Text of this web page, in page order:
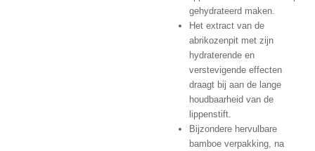
gehydrateerd maken.
Het extract van de
abrikozenpit met zijn
hydraterende en
verstevigende effecten
draagt bij aan de lange
houdbaarheid van de
lippenstift.
Bijzondere hervulbare
bamboe verpakking, na